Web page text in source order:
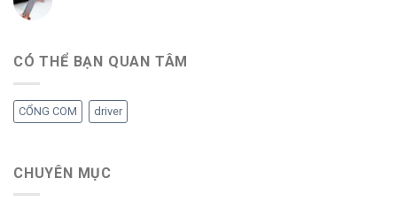
CÓ THỂ BẠN QUAN TÂM
CỔNG COM driver
CHUYÊN MỤC